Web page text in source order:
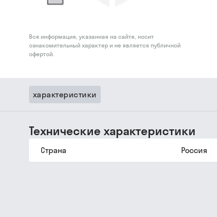
Вся информация, указанная на сайте, носит
ознакомительный характер и не является публичной
офертой.
характеристики
Технические характеристики
Страна Россия